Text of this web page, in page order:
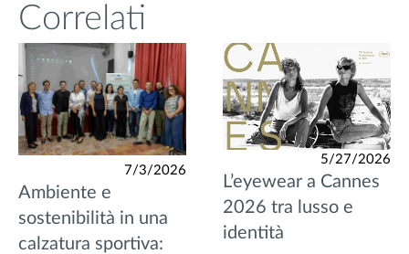
Correlati
7/3/2026
Ambiente e
sostenibilità in una
calzatura sportiva:
5/27/2026
L’eyewear a Cannes
2026 tra lusso e
identità